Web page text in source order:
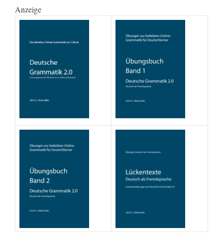
Anzeige